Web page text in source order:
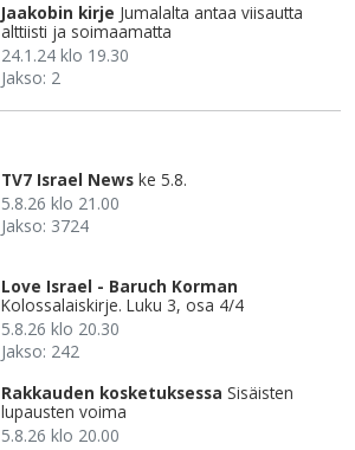
Jaakobin kirje Jumalalta antaa viisautta
alttiisti ja soimaamatta
24.1.24 klo 19.30
Jakso: 2
TV7 Israel News ke 5.8.
5.8.26 klo 21.00
Jakso: 3724
Love Israel - Baruch Korman
Kolossalaiskirje. Luku 3, osa 4/4
5.8.26 klo 20.30
Jakso: 242
Rakkauden kosketuksessa Sisäisten
lupausten voima
5.8.26 klo 20.00